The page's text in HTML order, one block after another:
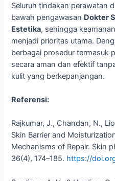
Seluruh tindakan perawatan
bawah pengawasan Dokter
Estetika, sehingga
menjadi prioritas utama.
berbagai prosedur termasuk
secara aman dan efektif
kulit yang berkepanjangan.
Referensi:
Rajkumar, J., Chandan, N.,
Skin Barrier and
Mechanisms of Repair. Skin
36(4), 174–185. https://